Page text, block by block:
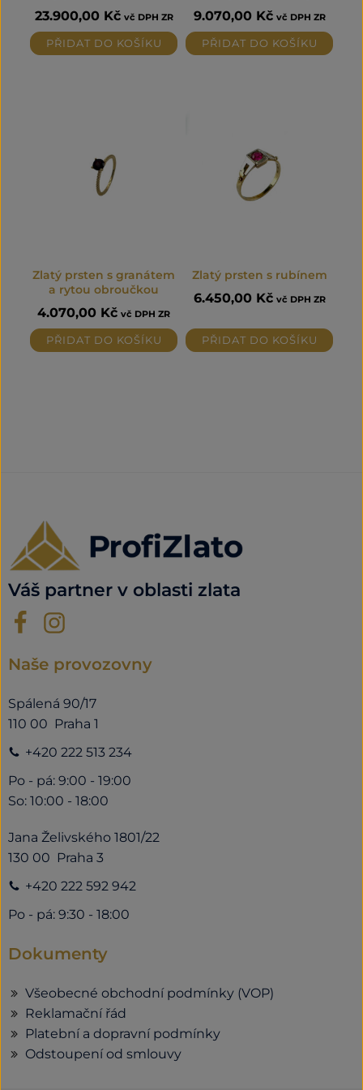
23.900,00 Kč vč DPH ZR
PŘIDAT DO KOŠÍKU
9.070,00 Kč vč DPH ZR
PŘIDAT DO KOŠÍKU
Zlatý prsten s granátem
a rytou obroučkou
4.070,00 Kč vč DPH ZR
PŘIDAT DO KOŠÍKU
Zlatý prsten s rubínem
6.450,00 Kč vč DPH ZR
PŘIDAT DO KOŠÍKU
Váš partner v oblasti zlata
Naše provozovny
Spálená 90/17
110 00 Praha 1
+420 222 513 234
Po - pá: 9:00 - 19:00
So: 10:00 - 18:00
Jana Želivského 1801/22
130 00 Praha 3
+420 222 592 942
Po - pá: 9:30 - 18:00
Dokumenty
Všeobecné obchodní podmínky (VOP)
Reklamační řád
Platební a dopravní podmínky
Odstoupení od smlouvy